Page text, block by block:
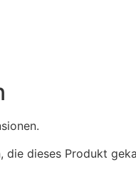
die dieses Produkt